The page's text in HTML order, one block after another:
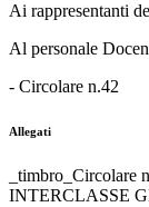
Ai rappresentanti
Al personale
- Circolare n.42
Allegati
_timbro_Circolare
INTERCLASSE